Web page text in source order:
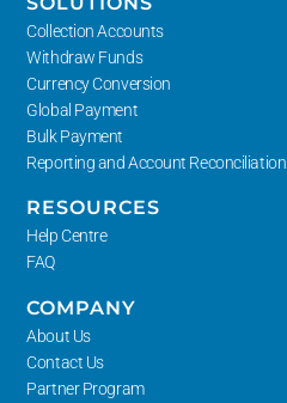
Collection Accounts
Withdraw Funds
Currency Conversion
Global Payment
Bulk Payment
Reporting and Account Reconciliation
RESOURCES
Help Centre
FAQ
COMPANY
About Us
Contact Us
Partner Program